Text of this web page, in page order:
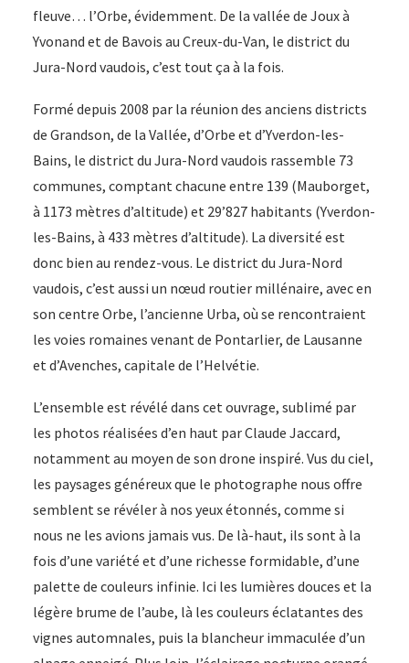
fleuve… l’Orbe, évidemment. De la vallée de Joux à
Yvonand et de Bavois au Creux-du-Van, le district du
Jura-Nord vaudois, c’est tout ça à la fois.
Formé depuis 2008 par la réunion des anciens districts
de Grandson, de la Vallée, d’Orbe et d’Yverdon-les-
Bains, le district du Jura-Nord vaudois rassemble 73
communes, comptant chacune entre 139 (Mauborget,
à 1173 mètres d’altitude) et 29’827 habitants (Yverdon-
les-Bains, à 433 mètres d’altitude). La diversité est
donc bien au rendez-vous. Le district du Jura-Nord
vaudois, c’est aussi un nœud routier millénaire, avec en
son centre Orbe, l’ancienne Urba, où se rencontraient
les voies romaines venant de Pontarlier, de Lausanne
et d’Avenches, capitale de l’Helvétie.
L’ensemble est révélé dans cet ouvrage, sublimé par
les photos réalisées d’en haut par Claude Jaccard,
notamment au moyen de son drone inspiré. Vus du ciel,
les paysages généreux que le photographe nous offre
semblent se révéler à nos yeux étonnés, comme si
nous ne les avions jamais vus. De là-haut, ils sont à la
fois d’une variété et d’une richesse formidable, d’une
palette de couleurs infinie. Ici les lumières douces et la
légère brume de l’aube, là les couleurs éclatantes des
vignes automnales, puis la blancheur immaculée d’un